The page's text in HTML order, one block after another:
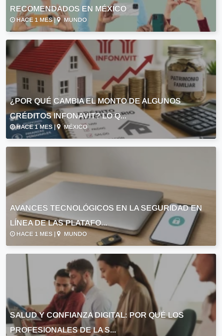
RECOMENDADOS EN MÉXICO
HACE 1 MES | MUNDO
¿POR QUÉ CAMBIA EL MONTO DE ALGUNOS
CRÉDITOS INFONAVIT? LO Q...
HACE 1 MES | MÉXICO
AVANCES TECNOLÓGICOS EN LA SEGURIDAD EN
LÍNEA DE LAS PLATAFO...
HACE 1 MES | MUNDO
SALUD Y CONFIANZA DIGITAL: POR QUÉ LOS
PROFESIONALES DE LA S...